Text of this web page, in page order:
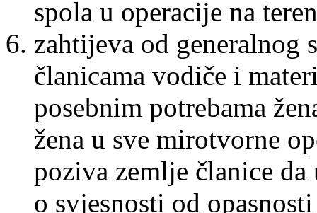
spola u operacije na
zahtijeva od generalnog
članicama vodiče i
posebnim potrebama
žena u sve mirotvorne
poziva zemlje članice
o svjesnosti od